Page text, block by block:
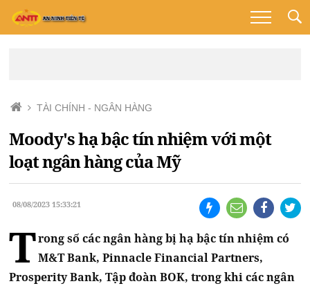
TÀI CHÍNH - NGÂN HÀNG
Moody's hạ bậc tín nhiệm với một
loạt ngân hàng của Mỹ
08/08/2023 15:33:21
Trong số các ngân hàng bị hạ bậc tín nhiệm có
M&T Bank, Pinnacle Financial Partners,
Prosperity Bank, Tập đoàn BOK, trong khi các ngân